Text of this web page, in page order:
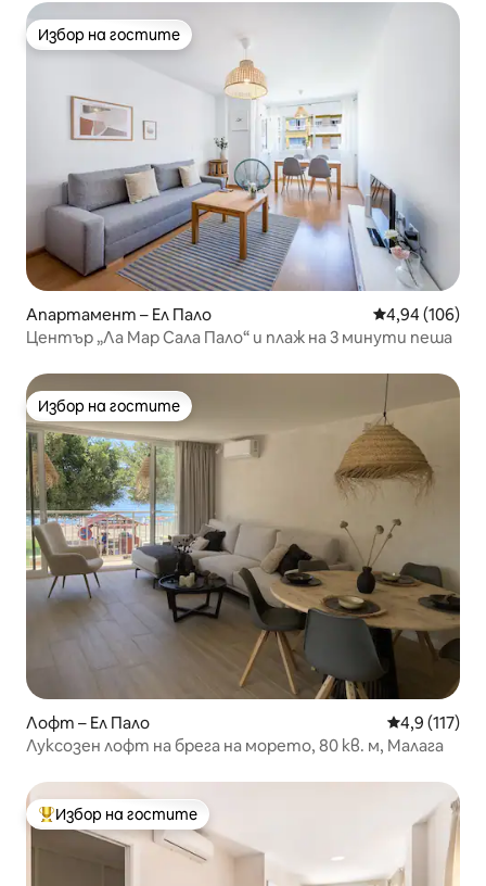
Избор на гостите
Избор на гостите
Апартамент – Ел Пало Средна
4,94 (106)
Център „Ла Мар Сала Пало“ и плаж на 3 минути пеша
Избор на гостите
Избор на гостите
Лофт – Ел Пало Средна
4,9 (117)
Луксозен лофт на брега на морето, 80 кв. м, Малага
Най-популярен избор на гостите
Избор на гостите